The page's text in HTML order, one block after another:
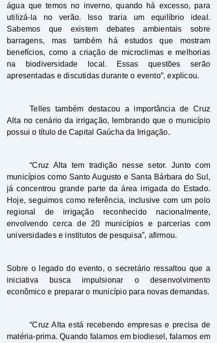
água que temos no inverno, quando há excesso, para
utilizá-la no verão. Isso traria um equilíbrio ideal.
Sabemos que existem debates ambientais sobre
barragens, mas também há estudos que mostram
benefícios, como a criação de microclimas e melhorias
na biodiversidade local. Essas questões serão
apresentadas e discutidas durante o evento”, explicou.
Telles também destacou a importância de Cruz
Alta no cenário da irrigação, lembrando que o município
possui o título de Capital Gaúcha da Irrigação.
“Cruz Alta tem tradição nesse setor. Junto com
municípios como Santo Augusto e Santa Bárbara do Sul,
já concentrou grande parte da área irrigada do Estado.
Hoje, seguimos como referência, inclusive com um polo
regional de irrigação reconhecido nacionalmente,
envolvendo cerca de 20 municípios e parcerias com
universidades e institutos de pesquisa”, afirmou.
Sobre o legado do evento, o secretário ressaltou que a
iniciativa busca impulsionar o desenvolvimento
econômico e preparar o município para novas demandas.
“Cruz Alta está recebendo empresas e precisa de
matéria-prima. Quando falamos em biodiesel, falamos em